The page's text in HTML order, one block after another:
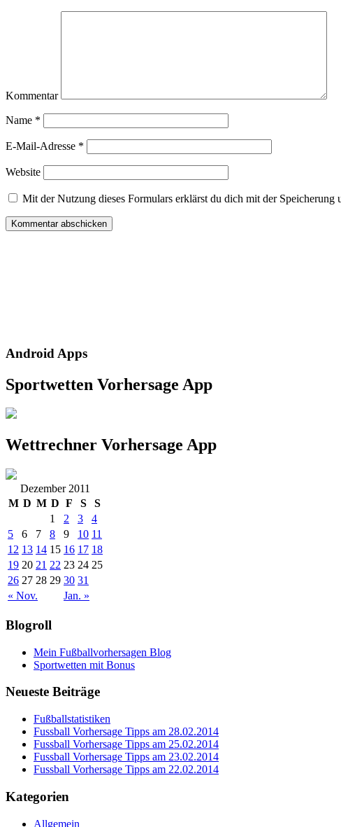
Kommentar
Name *
E-Mail-Adresse *
Website
Mit der Nutzung dieses Formulars erklärst du dich mit der Speicherung
Android Apps
Sportwetten Vorhersage App
Wettrechner Vorhersage App
Dezember 2011
M D M D F S S
« Nov. Jan. »
1 2 3
4
5
6 7 8 9 10 11
12 13 14 15 16 17 18
19 20 21 22 23 24 25
26 27 28 29 30 31
Blogroll
Mein Fußballvorhersagen Blog
Sportwetten mit Bonus
Neueste Beiträge
Fußballstatistiken
Fussball Vorhersage Tipps am 28.02.2014
Fussball Vorhersage Tipps am 25.02.2014
Fussball Vorhersage Tipps am 23.02.2014
Fussball Vorhersage Tipps am 22.02.2014
Kategorien
Allgemein